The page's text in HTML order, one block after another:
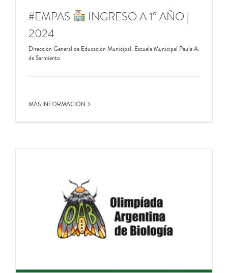
#EMPAS
INGRESO A 1° AÑO |
2024
Dirección General de Educación Municipal, Escuela Municipal Paula A.
de Sarmiento
MÁS INFORMACIÓN